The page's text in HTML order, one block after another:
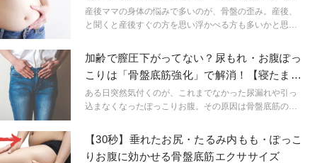
イズ」
産後ママの身体の悩みで多いのが、骨盤の歪み。産後、
と聞くと産後すぐの方を思い浮かべる方も多いかと思い
子育ての期間で崩れた姿勢を整えましょう。
加齢で膣圧下がってない？尿もれ・お腹ぽっ
こりは「骨盤底筋強化」で解消！【寝たまま
骨盤底筋トレ】
ある日突然気付くのが、これまでなかった尿漏れや引っ
込まなくなったぽっこりお腹。その原因は骨盤底筋のダ
る呼吸やエクササイズで体を整えて、不安の無い日々を
過ごしましょう。
【30秒】垂れたお尻・たるみ内もも・ぽっこ
りお腹に効かせる骨盤底筋エクササイズ